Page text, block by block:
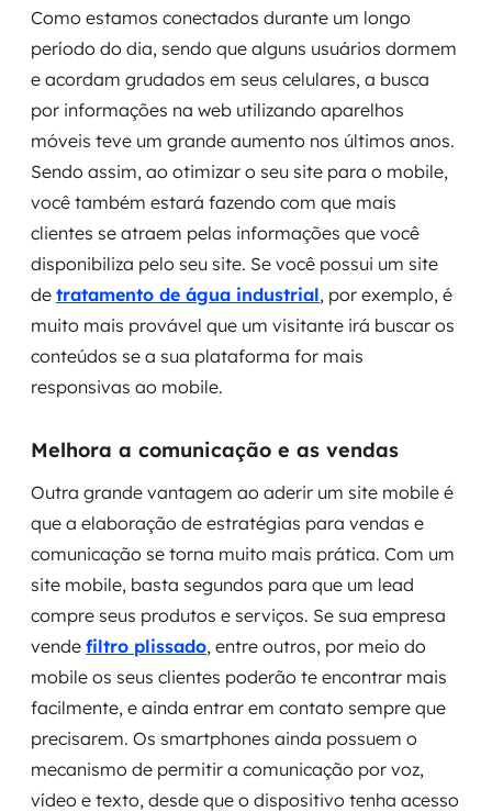
Como estamos conectados durante um longo
período do dia, sendo que alguns usuários dormem
e acordam grudados em seus celulares, a busca
por informações na web utilizando aparelhos
móveis teve um grande aumento nos últimos anos.
Sendo assim, ao otimizar o seu site para o mobile,
você também estará fazendo com que mais
clientes se atraem pelas informações que você
disponibiliza pelo seu site. Se você possui um site
de tratamento de água industrial, por exemplo, é
muito mais provável que um visitante irá buscar os
conteúdos se a sua plataforma for mais
responsivas ao mobile.
Melhora a comunicação e as vendas
Outra grande vantagem ao aderir um site mobile é
que a elaboração de estratégias para vendas e
comunicação se torna muito mais prática. Com um
site mobile, basta segundos para que um lead
compre seus produtos e serviços. Se sua empresa
vende filtro plissado, entre outros, por meio do
mobile os seus clientes poderão te encontrar mais
facilmente, e ainda entrar em contato sempre que
precisarem. Os smartphones ainda possuem o
mecanismo de permitir a comunicação por voz,
vídeo e texto, desde que o dispositivo tenha acesso